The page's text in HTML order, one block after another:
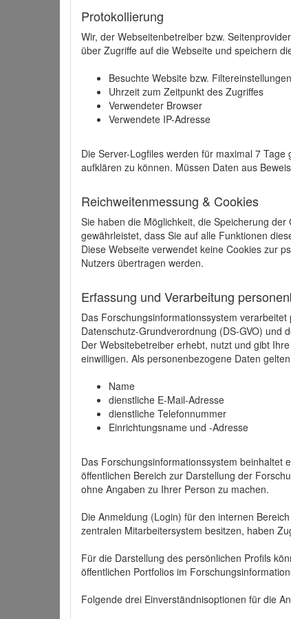
Protokollierung
Wir, der Webseitenbetreiber bzw.
über Zugriffe auf die Webseite und speichern
Besuchte Website bzw.
Uhrzeit zum Zeitpunkt des Zugriffes
Verwendeter Browser
Verwendete IP-Adresse
Die Server-Logfiles werden für maximal 7
aufklären zu können. Müssen Daten aus
Reichweitenmessung & Cookies
Sie haben die Möglichkeit, die Speicherung
gewährleistet, dass Sie auf alle Funktionen
Diese Webseite verwendet keine Cookies zur
Nutzers übertragen werden.
Erfassung und Verarbeitung
Das Forschungsinformationssystem
Datenschutz-Grundverordnung (DS-GVO) und
Der Websitebetreiber erhebt, nutzt und gibt
einwilligen. Als personenbezogene Daten
Name
dienstliche E-Mail-Adresse
dienstliche Telefonnummer
Einrichtungsname und -Adresse
Das Forschungsinformationssystem beinhaltet
öffentlichen Bereich zur Darstellung der
ohne Angaben zu Ihrer Person zu machen.
Die Anmeldung (Login) für den internen
zentralen Mitarbeitersystem besitzen, haben
Für die Darstellung des persönlichen Profils
öffentlichen Portfolios im
Folgende drei Einverständnisoptionen für die